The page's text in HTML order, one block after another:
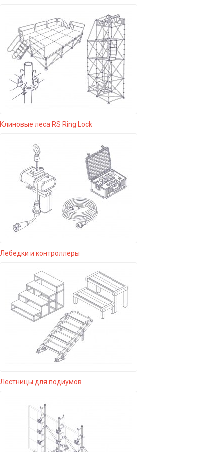
Клиновые леса RS Ring Lock
Лебедки и контроллеры
Лестницы для подиумов